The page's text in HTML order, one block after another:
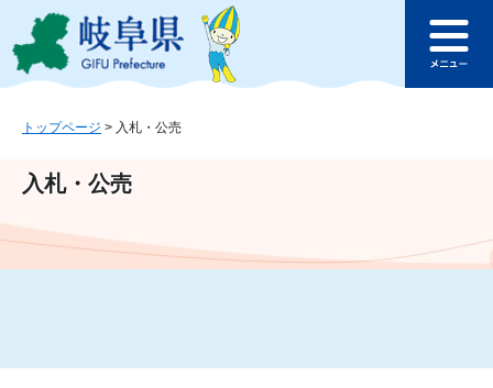
ジ
ュ
文
このページの本文へ
ュ
トップページ > 入札・公売
入札・公売